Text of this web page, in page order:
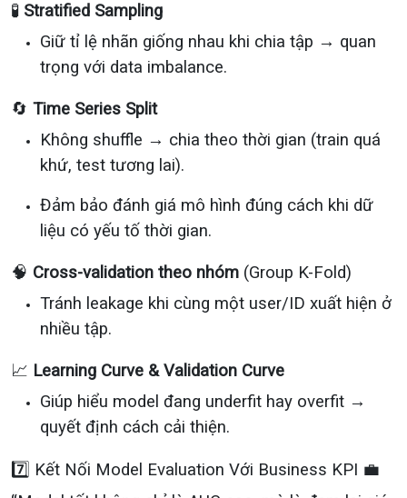
🧪 Stratified Sampling
Giữ tỉ lệ nhãn giống nhau khi chia tập → quan
trọng với data imbalance.
🔄 Time Series Split
Không shuffle → chia theo thời gian (train quá
khứ, test tương lai).
Đảm bảo đánh giá mô hình đúng cách khi dữ
liệu có yếu tố thời gian.
🧠 Cross-validation theo nhóm (Group K-Fold)
Tránh leakage khi cùng một user/ID xuất hiện ở
nhiều tập.
📈 Learning Curve & Validation Curve
Giúp hiểu model đang underfit hay overfit →
quyết định cách cải thiện.
7️⃣ Kết Nối Model Evaluation Với Business KPI 💼